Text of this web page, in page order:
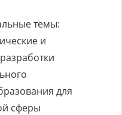
темы:
и
для
сферы